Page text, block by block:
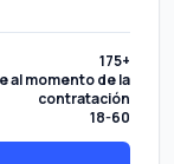
175+
al momento de la
contratación
18-60